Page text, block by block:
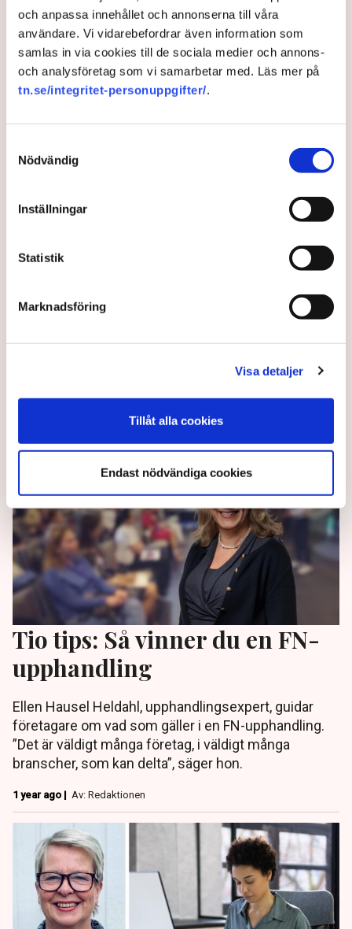
och anpassa innehållet och annonserna till våra
användare. Vi vidarebefordrar även information som
samlas in via cookies till de sociala medier och annons-
och analysföretag som vi samarbetar med. Läs mer på
tn.se/integritet-personuppgifter/.
Nödvändig
Inställningar
Statistik
Marknadsföring
Visa detaljer
Tillåt alla cookies
Endast nödvändiga cookies
1 year ago | Av: Redaktionen
78-åringens butik brann upp
Göran Brinkebacks 130-åriga verksamhet brann ned
till grunden i juli 2024. Men 78-åringen har valt att
fortsätta: ”Inget blir bättre om man bara väntar”,
Av: Redaktionen
Tio tips: Så vinner du en FN-
upphandling
Ellen Hausel Heldahl, upphandlingsexpert, guidar
företagare om vad som gäller i en FN-upphandling.
”Det är väldigt många företag, i väldigt många
branscher, som kan delta”, säger hon.
1 year ago | Av: Redaktionen